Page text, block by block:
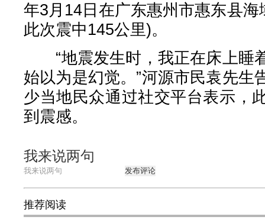
年3月14日在广东惠州市惠东县
此次震中145公里)。
“地震发生时，我正在床上睡
始以为是幻觉。”河源市民袁先生
少当地民众通过社交平台表示，
到震感。
我来说两句
发布评论
推荐阅读